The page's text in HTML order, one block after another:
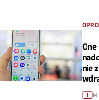
One
nie
1